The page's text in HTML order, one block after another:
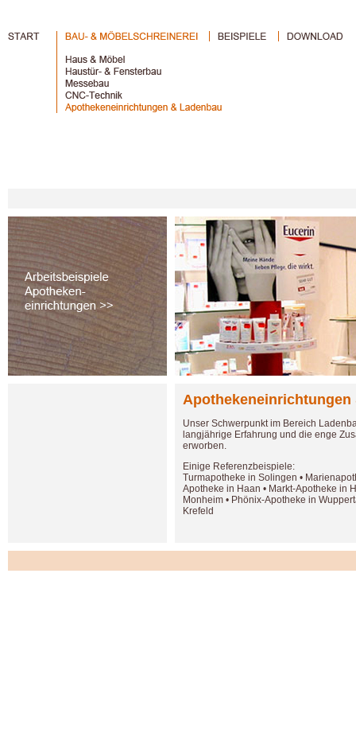
Apothekeneinrichtungen
Unser Schwerpunkt im Bereich
langjährige Erfahrung und die enge
erworben.
Einige Referenzbeispiele:
Turmapotheke in Solingen •
Apotheke in Haan • Markt-Apotheke in
Monheim • Phönix-Apotheke in
Krefeld